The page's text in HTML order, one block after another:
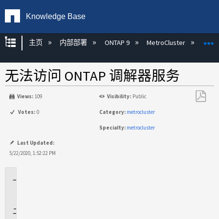
Knowledge Base
扩展/隐缩全局层次
主页 内部部署 ONTAP 9 MetroCluster
无法访问 ONTAP 调解器服务
Views: 109 Visibility: Public
Votes: 0 Category: metrocluster
Specialty: metrocluster
Last Updated:
5/22/2020, 1:52:22 PM